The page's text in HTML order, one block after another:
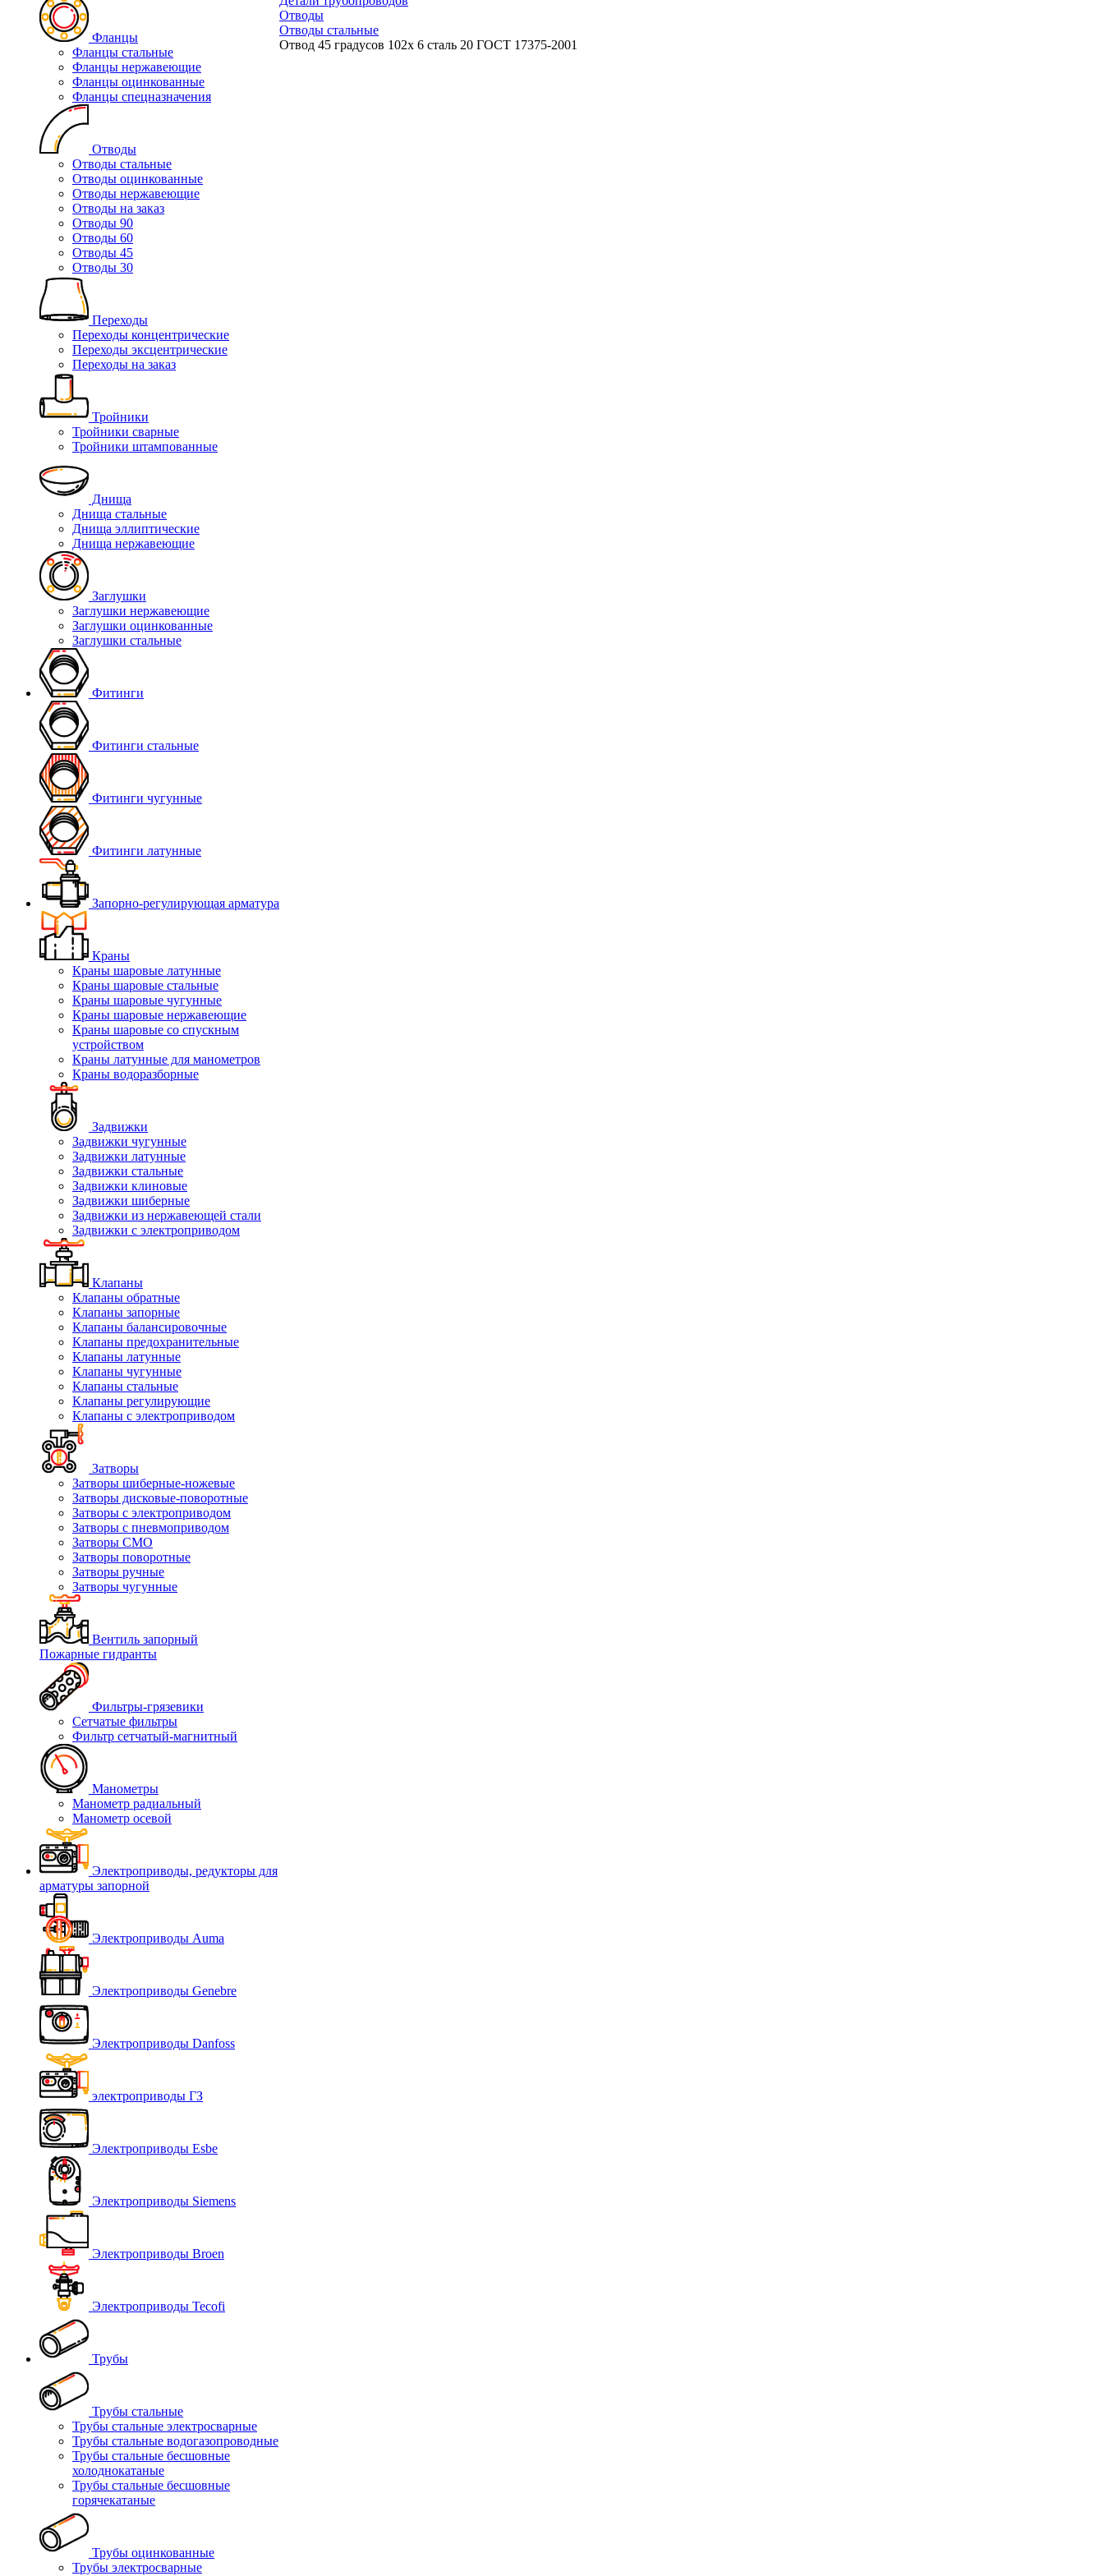
Фланцы
Фланцы стальные
Фланцы нержавеющие
Фланцы оцинкованные
Фланцы спецназначения
Отводы
Отводы стальные
Отводы оцинкованные
Отводы нержавеющие
Отводы на заказ
Отводы 90
Отводы 60
Отводы 45
Отводы 30
Переходы
Переходы концентрические
Переходы эксцентрические
Переходы на заказ
Тройники
Тройники сварные
Тройники штампованные
Днища
Днища стальные
Днища эллиптические
Днища нержавеющие
Заглушки
Заглушки нержавеющие
Заглушки оцинкованные
Заглушки стальные
Фитинги
Фитинги стальные
Фитинги чугунные
Фитинги латунные
Запорно-регулирующая арматура
Краны
Краны шаровые латунные
Краны шаровые стальные
Краны шаровые чугунные
Краны шаровые нержавеющие
Краны шаровые со спускным
устройством
Краны латунные для манометров
Краны водоразборные
Задвижки
Задвижки чугунные
Задвижки латунные
Задвижки стальные
Задвижки клиновые
Задвижки шиберные
Задвижки из нержавеющей стали
Задвижки с электроприводом
Клапаны
Клапаны обратные
Клапаны запорные
Клапаны балансировочные
Клапаны предохранительные
Клапаны латунные
Клапаны чугунные
Клапаны стальные
Клапаны регулирующие
Клапаны с электроприводом
Затворы
Затворы шиберные-ножевые
Затворы дисковые-поворотные
Затворы с электроприводом
Затворы с пневмоприводом
Затворы СМО
Затворы поворотные
Затворы ручные
Затворы чугунные
Вентиль запорный
Пожарные гидранты
Фильтры-грязевики
Сетчатые фильтры
Фильтр сетчатый-магнитный
Манометры
Манометр радиальный
Манометр осевой
Электроприводы, редукторы для
арматуры запорной
Электроприводы Auma
Электроприводы Genebre
Электроприводы Danfoss
электроприводы ГЗ
Электроприводы Esbe
Электроприводы Siemens
Электроприводы Broen
Электроприводы Tecofi
Трубы
Трубы стальные
Трубы стальные электросварные
Трубы стальные водогазопроводные
Трубы стальные бесшовные
холоднокатаные
Трубы стальные бесшовные
горячекатаные
Трубы оцинкованные
Трубы электросварные
Отводы
Отводы стальные
Отвод 45 градусов 102х 6 сталь 20 ГОСТ 17375-2001